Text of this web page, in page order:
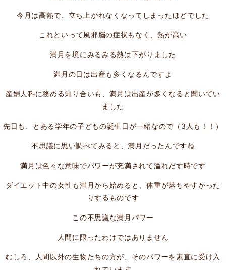
今月は高熱で、立ち上がれなくなってしまったほどでした
これといって風邪脳の症状もなく、熱が高い
満月を境にみるみる熱は下がりました
満月の日は出産も多くなるんですよ
産婦人科に務める知り合いも、満月は出産が多くなると聞いてい
ました
先日も、とある学年の子どもの誕生日が一緒なので（3人も！！）
不思議に思い調べてみると、満月だったんですね
満月は色々な意味でパワーが充満されて溢れだす時です
ダイエット中の女性も満月から始めると、体重が落ちやすかった
りするものです
この不思議な満月パワー
人間に限ったわけではありません
むしろ、人間以外の生物たちの方が、そのパワーを素直に受け入